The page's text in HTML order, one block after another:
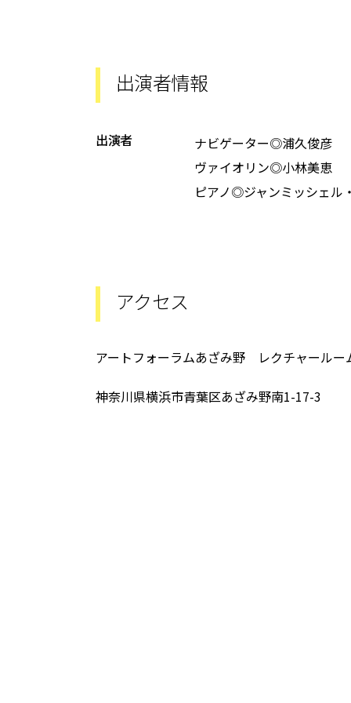
出演者情報
出演者
ナビゲーター◎浦久俊彦
ヴァイオリン◎小林美恵
ピアノ◎ジャンミッシェル
アクセス
アートフォーラムあざみ野 レクチャールー
神奈川県横浜市青葉区あざみ野南1-17-3